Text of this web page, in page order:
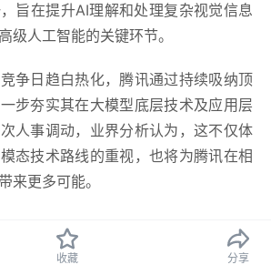
收藏 分享
旨在提升AI理解和处理复杂视觉信息
高级人工智能的关键环节。
争日趋白热化，腾讯通过持续吸纳顶
步夯实其在大模型底层技术及应用层
人事调动，业界分析认为，这不仅体
态技术路线的重视，也将为腾讯在相
来更多可能。